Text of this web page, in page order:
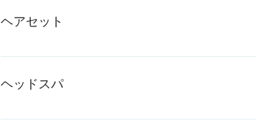
ヘアセット
ヘッドスパ
話題のフランス生まれのヘッドスパRUNEFURTERER